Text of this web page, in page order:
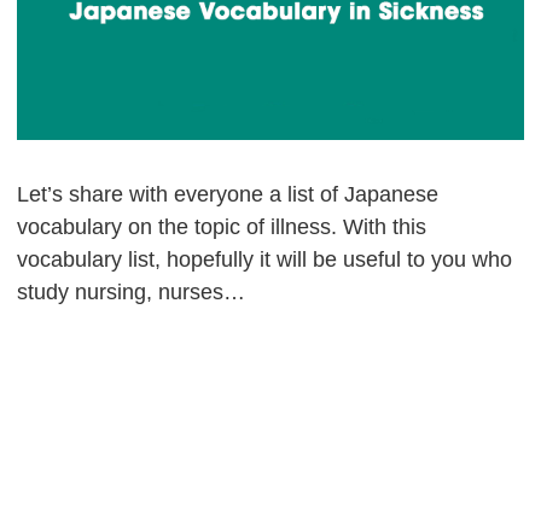
Let’s share with everyone a list of Japanese
vocabulary on the topic of illness. With this
vocabulary list, hopefully it will be useful to you who
study nursing, nurses…